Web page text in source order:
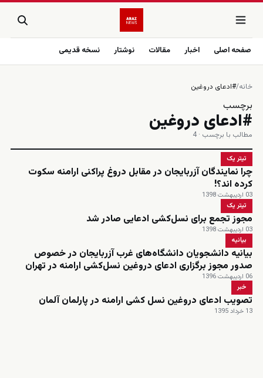
صفحه اصلی اخبار مقالات نوشتار نسخه قدیمی
خانه/#ادعای دروغین
برچسب
#ادعای دروغین
مطالب با برچسب · 4
تیتر یک
چرا نمایندگان آزربایجان در مقابل دروغ پراکنی ارامنه سکوت
کرده اند؟!
03 اردیبهشت 1398
تیتر یک
مجوز تجمع برای نسل‌کشی ادعایی صادر شد
03 اردیبهشت 1398
بیانیه
بیانیه دانشجویان دانشگاه‌های غرب آزربایجان در خصوص
صدور مجوز برگزاری ادعای دروغین نسل‌کشی ارامنه در تهران
06 اردیبهشت 1396
خبر
تصویب ادعای دروغین نسل کشی ارامنه در پارلمان آلمان
13 خرداد 1395